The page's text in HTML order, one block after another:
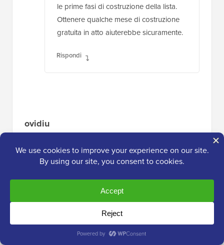
le prime fasi di costruzione della lista.
Ottenere qualche mese di costruzione
gratuita in atto aiuterebbe sicuramente.
Rispondi
ovidiu
mailpress da mailpress.org o dal repository.
fa un sacco di cose che fanno anche quelle
commerciali ed è gratuito. Ha temi, doppia
opt-in, tracciamento, ecc..